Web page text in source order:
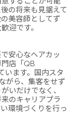
の将来も見据えて
美容師としてず
迎です。
安心なヘアカッ
店「QB
います。国内スタ
がら、集客をせず
いだけでなく、
のキャリアプラ
環境づくりを行っ